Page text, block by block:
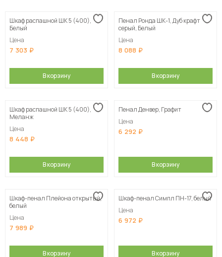
Шкаф распашной ШК 5 (400),
Белый
Цена
7 303
В корзину
Пенал Ронда ШК-1, Дуб крафт
серый, Белый
Цена
8 088
В корзину
Шкаф распашной ШК 5 (400),
Меланж
Цена
8 448
В корзину
Пенал Денвер, Графит
Цена
6 292
В корзину
Шкаф-пенал Плейона открытый,
белый
Цена
7 989
В корзину
Шкаф-пенал Симпл ПН-17, белый
Цена
6 972
В корзину